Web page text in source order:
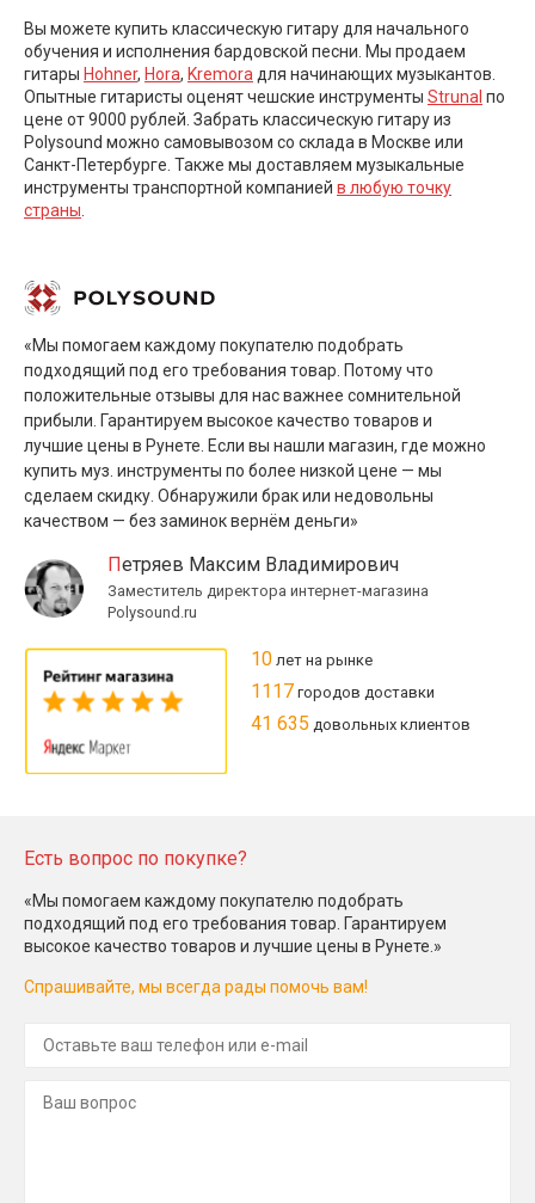
Вы можете купить классическую гитару для начального
обучения и исполнения бардовской песни. Мы продаем
гитары Hohner, Hora, Kremora для начинающих музыкантов.
Опытные гитаристы оценят чешские инструменты Strunal по
цене от 9000 рублей. Забрать классическую гитару из
Polysound можно самовывозом со склада в Москве или
Санкт-Петербурге. Также мы доставляем музыкальные
инструменты транспортной компанией в любую точку
страны
«Мы помогаем каждому покупателю подобрать
подходящий под его требования товар. Потому что
положительные отзывы для нас важнее сомнительной
прибыли. Гарантируем высокое качество товаров и
лучшие цены в Рунете. Если вы нашли магазин, где можно
купить муз. инструменты по более низкой цене — мы
сделаем скидку. Обнаружили брак или недовольны
качеством — без заминок вернём деньги»
Петряев Максим Владимирович
Заместитель директора интернет-магазина
Polysound.ru
10 лет на рынке
1117 городов доставки
41 635 довольных клиентов
Есть вопрос по покупке?
«Мы помогаем каждому покупателю подобрать
подходящий под его требования товар. Гарантируем
высокое качество товаров и лучшие цены в Рунете.»
Спрашивайте, мы всегда рады помочь вам!